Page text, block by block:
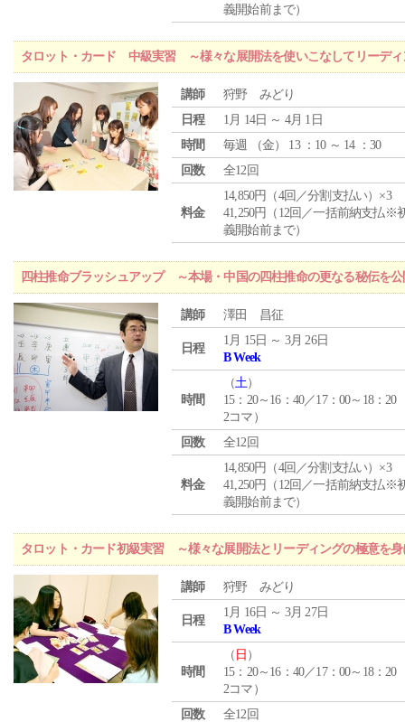
義開始前まで）
タロット・カード 中級実習 ～様々な展開法を使いこなしてリーディ
講師
狩野 みどり
日程
1月 14日 ～ 4月 1日
時間
毎週 （金） 13 ：10 ～ 14 ：30
回数
全12回
料金
14,850円（4回／分割支払い）×3
41,250円（12回／一括前納支払※
義開始前まで）
四柱推命ブラッシュアップ ～本場・中国の四柱推命の更なる秘伝を
講師 澤田 昌征
日程
1月 15日 ～ 3月 26日
B Week
時間
（土）
15：20～16：40／17：00～18：20
2コマ）
回数
全12回
料金
14,850円（4回／分割支払い）×3
41,250円（12回／一括前納支払※
義開始前まで）
タロット・カード初級実習 ～様々な展開法とリーディングの極意を身
講師 狩野 みどり
日程
1月 16日 ～ 3月 27日
B Week
時間
（ 日 ）
15：20～16：40／17：00～18：20
2コマ）
回数
全12回